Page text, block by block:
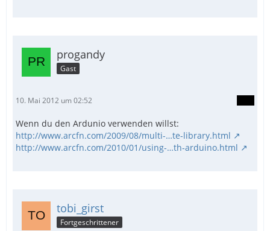
progandy
Gast
10. Mai 2012 um 02:52
Wenn du den Ardunio verwenden willst:
http://www.arcfn.com/2009/08/multi-…te-library.html
http://www.arcfn.com/2010/01/using-…th-arduino.html
tobi_girst
Fortgeschrittener